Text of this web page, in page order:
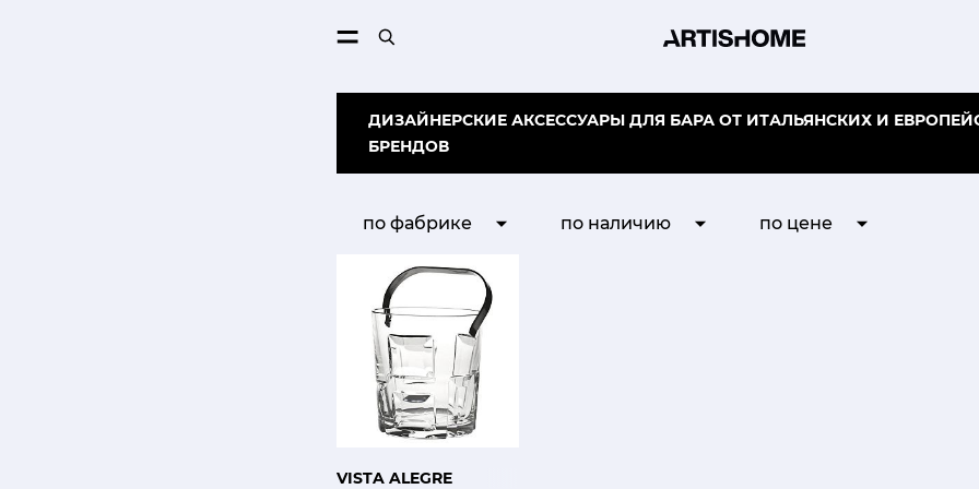
ДИЗАЙНЕРСКИЕ АКСЕССУАРЫ ДЛЯ БАРА ОТ ИТАЛЬЯНСКИХ И
БРЕНДОВ
по фабрике по наличию по цене
VISTA ALEGRE